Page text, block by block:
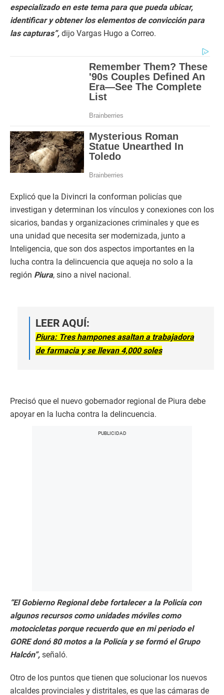
especializado en este tema para que pueda ubicar,
identificar y obtener los elementos de convicción para
las capturas”, dijo Vargas Hugo a Correo.
Explicó que la Divincri la conforman policías que
investigan y determinan los vínculos y conexiones con los
sicarios, bandas y organizaciones criminales y que es
una unidad que necesita ser modernizada, junto a
Inteligencia, que son dos aspectos importantes en la
lucha contra la delincuencia que aqueja no solo a la
región Piura, sino a nivel nacional.
LEER AQUÍ:
Piura: Tres hampones asaltan a trabajadora
de farmacia y se llevan 4,000 soles
Precisó que el nuevo gobernador regional de Piura debe
apoyar en la lucha contra la delincuencia.
“El Gobierno Regional debe fortalecer a la Policía con
algunos recursos como unidades móviles como
motocicletas porque recuerdo que en mi periodo el
GORE donó 80 motos a la Policía y se formó el Grupo
Halcón”, señaló.
Otro de los puntos que tienen que solucionar los nuevos
alcaldes provinciales y distritales, es que las cámaras de